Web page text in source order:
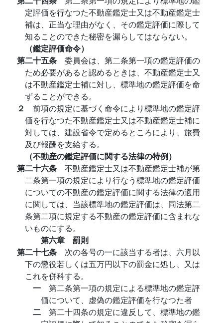
定評価を行なつた不動産鑑定士又は不動産鑑定士
補は、正当な理由がなく、その鑑定評価に際して
知ることのできた秘密を漏らしてはならない。
（鑑定評価命令）
第二十五条 委員会は、第二条第一項の鑑定評価の
ため必要があると認めるときは、不動産鑑定士又
は不動産鑑定士補に対し、標準地の鑑定評価を命
ずることができる。
２ 前項の規定に基づく命令により標準地の鑑定評
価を行なつた不動産鑑定士又は不動産鑑定士補に
対しては、建設省令で定めるところにより、旅費
及び報酬を支給する。
（不動産の鑑定評価に関する法律の特例）
第二十六条 不動産鑑定士又は不動産鑑定士補が第
二条第一項の規定により行なう標準地の鑑定評価
についての不動産の鑑定評価に関する法律の適用
に関しては、当該標準地の鑑定評価は、同法第二
条第二項に規定する不動産の鑑定評価に含まれな
いものにする。
第六章 罰則
第二十七条 次の各号の一に該当する者は、六月以
下の懲役若しくは五万円以下の罰金に処し、又は
これを併科する。
一 第二条第一項の規定による標準地の鑑定評
価について、虚偽の鑑定評価を行なつた者
二 第二十四条の規定に違反して、標準地の鑑